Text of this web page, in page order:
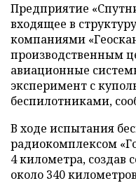
Предприятие
входящее в
компаниями
производственным
авиационные
эксперимент с
беспилотниками,
В ходе испытания
радиокомплексом
4 километра, создав
около 340